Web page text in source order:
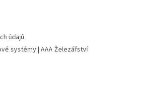
údajů
systémy | AAA Železářství